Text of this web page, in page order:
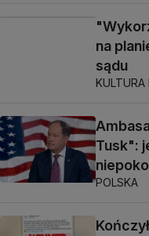
na
sądu
KULTURA
Tusk":
POLSKA